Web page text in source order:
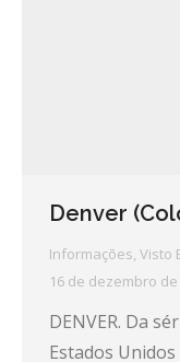
Denver
Informações Visto
16 de dezembro de
DENVER. Da
Estados